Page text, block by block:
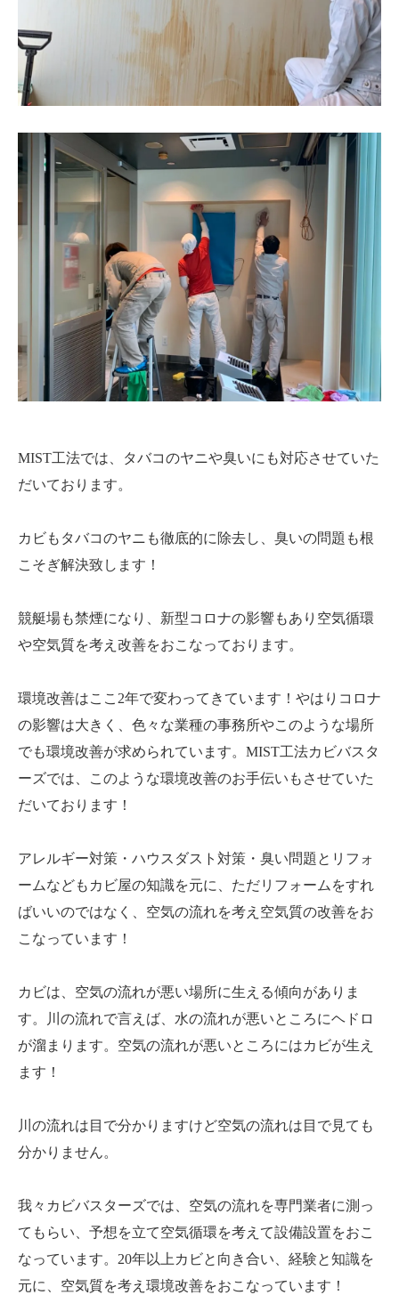
MIST工法では、タバコのヤニや臭いにも対応させていた
だいております。
カビもタバコのヤニも徹底的に除去し、臭いの問題も根
こそぎ解決致します！
競艇場も禁煙になり、新型コロナの影響もあり空気循環
や空気質を考え改善をおこなっております。
環境改善はここ2年で変わってきています！やはりコロナ
の影響は大きく、色々な業種の事務所やこのような場所
でも環境改善が求められています。MIST工法カビバスタ
ーズでは、このような環境改善のお手伝いもさせていた
だいております！
アレルギー対策・ハウスダスト対策・臭い問題とリフォ
ームなどもカビ屋の知識を元に、ただリフォームをすれ
ばいいのではなく、空気の流れを考え空気質の改善をお
こなっています！
カビは、空気の流れが悪い場所に生える傾向がありま
す。川の流れで言えば、水の流れが悪いところにヘドロ
が溜まります。空気の流れが悪いところにはカビが生え
ます！
川の流れは目で分かりますけど空気の流れは目で見ても
分かりません。
我々カビバスターズでは、空気の流れを専門業者に測っ
てもらい、予想を立て空気循環を考えて設備設置をおこ
なっています。20年以上カビと向き合い、経験と知識を
元に、空気質を考え環境改善をおこなっています！